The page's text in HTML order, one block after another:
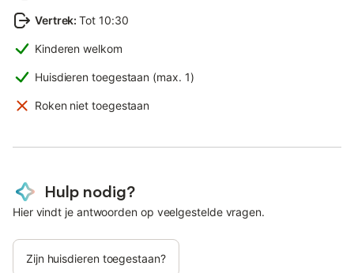
Vertrek: Tot 10:30
Kinderen welkom
Huisdieren toegestaan (max. 1)
Roken niet toegestaan
Hulp nodig?
Hier vindt je antwoorden op veelgestelde vragen.
Zijn huisdieren toegestaan?